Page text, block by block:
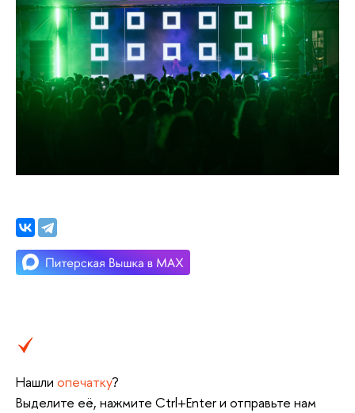
Нашли опечатку?
Выделите её, нажмите Ctrl+Enter и отправьте нам